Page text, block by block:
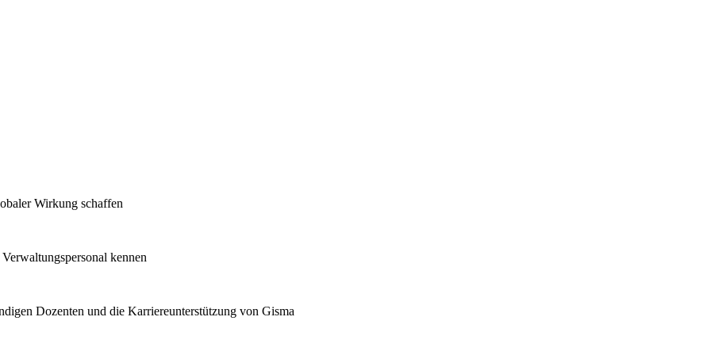
Wirkung schaffen
kennen
Dozenten und die Karriereunterstützung von Gisma